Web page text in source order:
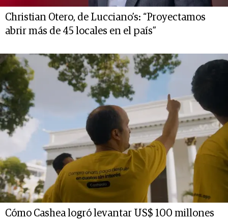
Christian Otero, de Lucciano’s: “Proyectamos
abrir más de 45 locales en el país”
Cómo Cashea logró levantar US$ 100 millones